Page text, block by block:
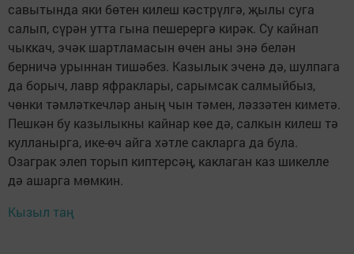
савытында яки бөтен килеш кәстрүлгә, җылы суга
салып, сүрән утта гына пешерергә кирәк. Су кайнап
чыккач, эчәк шартламасын өчен аны энә белән
берничә урыннан тишәбез. Казылык эченә дә, шулпага
да борыч, лавр яфраклары, сарымсак салмыйбыз,
чөнки тәмләткечләр аның чын тәмен, ләззәтен киметә.
Пешкән бу казылыкны кайнар көе дә, салкын килеш тә
кулланырга, ике-өч айга хәтле сакларга да була.
Озаграк элеп торып киптерсәң, каклаган каз шикелле
дә ашарга мөмкин.
Кызыл таң